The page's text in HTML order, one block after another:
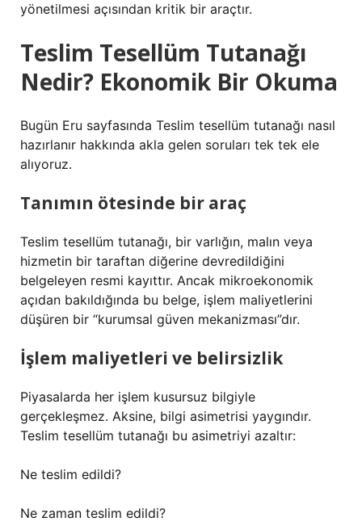
yönetilmesi açısından kritik bir araçtır.
Teslim Tesellüm Tutanağı
Nedir? Ekonomik Bir Okuma
Bugün Eru sayfasında Teslim tesellüm tutanağı nasıl
hazırlanır hakkında akla gelen soruları tek tek ele
alıyoruz.
Tanımın ötesinde bir araç
Teslim tesellüm tutanağı, bir varlığın, malın veya
hizmetin bir taraftan diğerine devredildiğini
belgeleyen resmi kayıttır. Ancak mikroekonomik
açıdan bakıldığında bu belge, işlem maliyetlerini
düşüren bir “kurumsal güven mekanizması”dır.
İşlem maliyetleri ve belirsizlik
Piyasalarda her işlem kusursuz bilgiyle
gerçekleşmez. Aksine, bilgi asimetrisi yaygındır.
Teslim tesellüm tutanağı bu asimetriyi azaltır:
Ne teslim edildi?
Ne zaman teslim edildi?